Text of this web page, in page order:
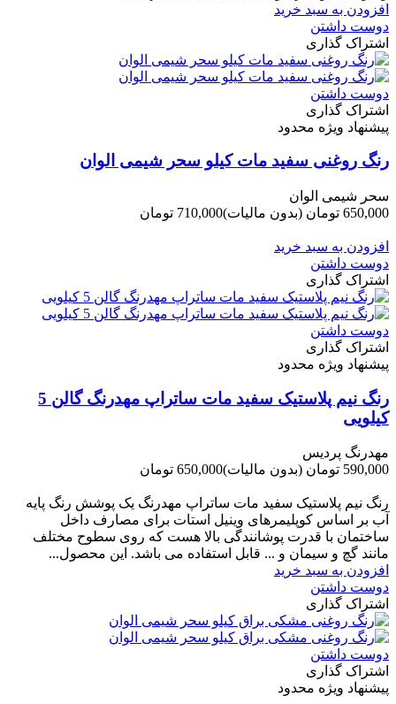
افزودن به سبد خرید
دوست داشتن
اشتراک گذاری
دوست داشتن
اشتراک گذاری
پیشنهاد ویژه محدود
رنگ روغنی سفید مات کیلو سحر شیمی الوان
سحر شیمی الوان
650,000 تومان
(بدون مالیات)710,000 تومان
افزودن به سبد خرید
دوست داشتن
اشتراک گذاری
دوست داشتن
اشتراک گذاری
پیشنهاد ویژه محدود
رنگ نیم پلاستیک سفید مات ساتراپ مهدرنگ گالن 5
کیلویی
مهدرنگ پردیس
590,000 تومان
(بدون مالیات)650,000 تومان
رنگ نیم پلاستیک سفید مات ساتراپ مهدرنگ یک پوشش رنگ پایه
آب بر اساس کوپلیمرهای وینیل استات برای مصارف داخل
ساختمان با قدرت پوشانندگی بالا هست که روی سطوح مختلف
مانند گچ و سیمان و ... قابل استفاده می باشد. این محصول...
افزودن به سبد خرید
دوست داشتن
اشتراک گذاری
دوست داشتن
اشتراک گذاری
پیشنهاد ویژه محدود